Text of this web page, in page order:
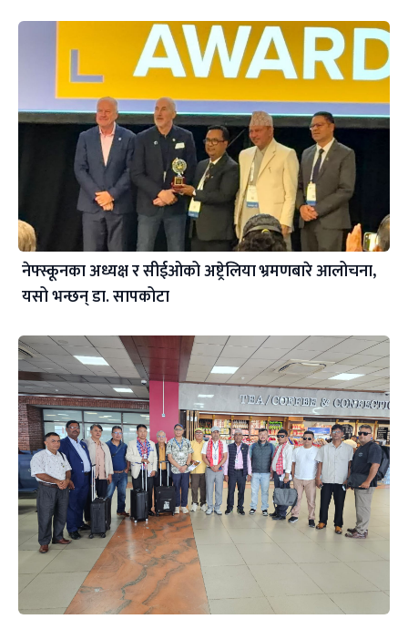
नेफ्स्कूनका अध्यक्ष र सीईओको अष्ट्रेलिया भ्रमणबारे आलोचना,
यसो भन्छन् डा‍. सापकोटा